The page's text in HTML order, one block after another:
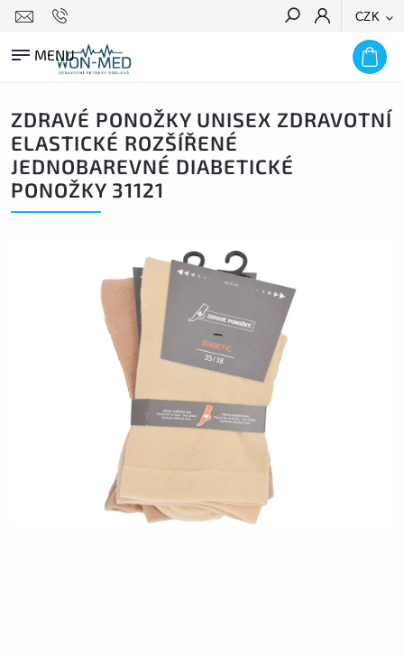
CZK
HLEDAT
ZDRAVÉ PONOŽKY UNISEX ZDRAVOTNÍ
ELASTICKÉ ROZŠÍŘENÉ
JEDNOBAREVNÉ DIABETICKÉ
PONOŽKY 31121